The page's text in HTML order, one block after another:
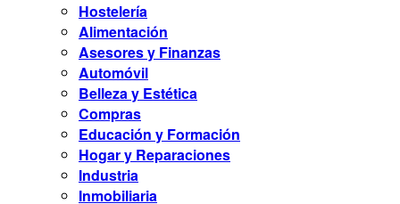
Hostelería
Alimentación
Asesores y Finanzas
Automóvil
Belleza y Estética
Compras
Educación y Formación
Hogar y Reparaciones
Industria
Inmobiliaria